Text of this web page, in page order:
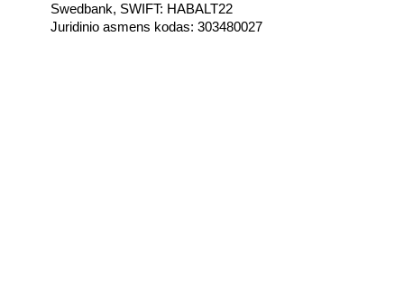
Swedbank, SWIFT: HABALT22
Juridinio asmens kodas: 303480027